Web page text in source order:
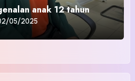
anak 12 tahun
05/2025